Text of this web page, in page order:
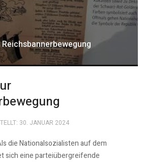
30. JANUAR 2024
die Nationalsozialisten auf dem
sich eine parteiübergreifende